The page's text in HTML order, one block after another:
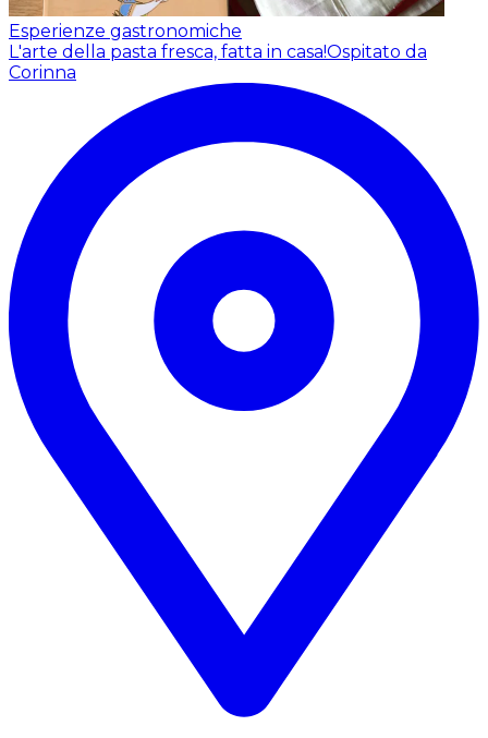
Esperienze gastronomiche
L'arte della pasta fresca, fatta in casa!Ospitato da
Corinna